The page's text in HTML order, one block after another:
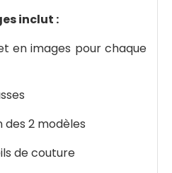
inclut :
en images pour chaque
2 modèles
de couture